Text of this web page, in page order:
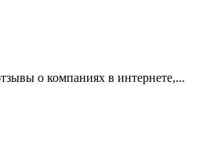
о компаниях в интернете,...